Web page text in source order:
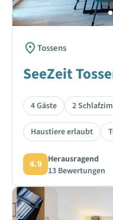
Tossens
SeeZeit
4 Gäste 2
Haustiere erlaubt
4.9 Herausragend
13 Bewertungen